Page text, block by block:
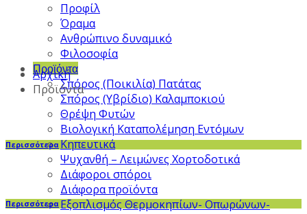
Προφίλ
Όραμα
Ανθρώπινο δυναμικό
Φιλοσοφία
Προϊόντα
Σπόρος (Ποικιλία) Πατάτας
Σπόρος (Υβρίδιο) Καλαμποκιού
Θρέψη Φυτών
Βιολογική Καταπολέμηση Εντόμων
Κηπευτικά
Ψυχανθή – Λειμώνες Χορτοδοτικά
Διάφοροι σπόροι
Διάφορα προϊόντα
Εξοπλισμός Θερμοκηπίων- Οπωρώνων-
Αρχική
Προϊόντα
Περισσότερα
Περισσότερα